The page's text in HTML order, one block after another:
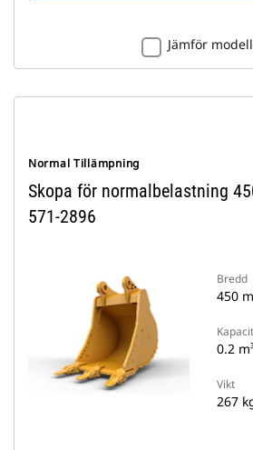
Jämför
Normal Tillämpning
Skopa för normalbelastning
571-2896
Bredd
450
0.2
Vikt
267